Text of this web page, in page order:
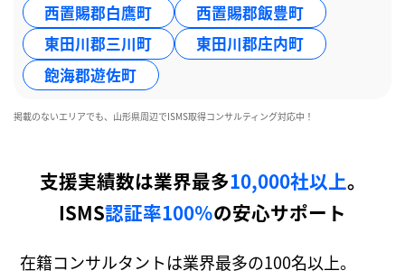
西置賜郡白鷹町
西置賜郡飯豊町
東田川郡三川町
東田川郡庄内町
飽海郡遊佐町
掲載のないエリアでも、山形県周辺でISMS取得コンサルティング対応中！
支援実績数は業界最多10,000社以上。
ISMS認証率100％の安心サポート
在籍コンサルタントは業界最多の100名以上。